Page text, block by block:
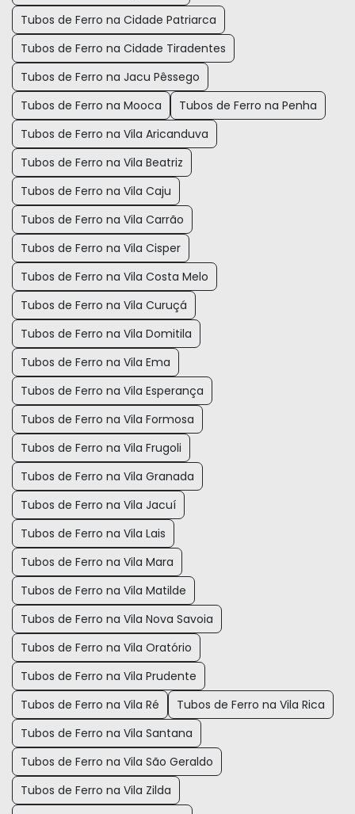
Tubos de Ferro na Cidade Patriarca
Tubos de Ferro na Cidade Tiradentes
Tubos de Ferro na Jacu Pêssego
Tubos de Ferro na Mooca
Tubos de Ferro na Penha
Tubos de Ferro na Vila Aricanduva
Tubos de Ferro na Vila Beatriz
Tubos de Ferro na Vila Caju
Tubos de Ferro na Vila Carrão
Tubos de Ferro na Vila Cisper
Tubos de Ferro na Vila Costa Melo
Tubos de Ferro na Vila Curuçá
Tubos de Ferro na Vila Domitila
Tubos de Ferro na Vila Ema
Tubos de Ferro na Vila Esperança
Tubos de Ferro na Vila Formosa
Tubos de Ferro na Vila Frugoli
Tubos de Ferro na Vila Granada
Tubos de Ferro na Vila Jacuí
Tubos de Ferro na Vila Lais
Tubos de Ferro na Vila Mara
Tubos de Ferro na Vila Matilde
Tubos de Ferro na Vila Nova Savoia
Tubos de Ferro na Vila Oratório
Tubos de Ferro na Vila Prudente
Tubos de Ferro na Vila Ré
Tubos de Ferro na Vila Rica
Tubos de Ferro na Vila Santana
Tubos de Ferro na Vila São Geraldo
Tubos de Ferro na Vila Zilda